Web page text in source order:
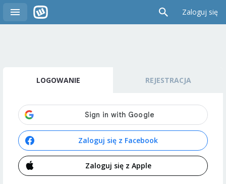
Zaloguj się
LOGOWANIE REJESTRACJA
Zaloguj się z Facebook
Zaloguj się z Apple